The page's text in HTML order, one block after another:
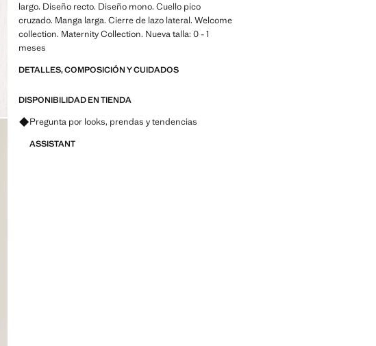
largo. Diseño recto. Diseño mono. Cuello pico
cruzado. Manga larga. Cierre de lazo lateral. Welcome
collection. Maternity Collection. Nueva talla: 0 - 1
meses
DETALLES, COMPOSICIÓN Y CUIDADOS
DISPONIBILIDAD EN TIENDA
Pregunta por looks, prendas y tendencias
ASSISTANT